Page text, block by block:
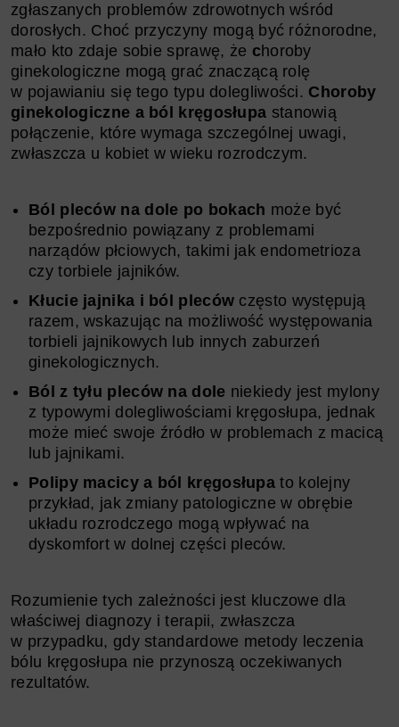
zgłaszanych problemów zdrowotnych wśród
dorosłych. Choć przyczyny mogą być różnorodne,
mało kto zdaje sobie sprawę, że choroby
ginekologiczne mogą grać znaczącą rolę
w pojawianiu się tego typu dolegliwości. Choroby
ginekologiczne a ból kręgosłupa stanowią
połączenie, które wymaga szczególnej uwagi,
zwłaszcza u kobiet w wieku rozrodczym.
Ból pleców na dole po bokach może być
bezpośrednio powiązany z problemami
narządów płciowych, takimi jak endometrioza
czy torbiele jajników.
Kłucie jajnika i ból pleców często występują
razem, wskazując na możliwość występowania
torbieli jajnikowych lub innych zaburzeń
ginekologicznych.
Ból z tyłu pleców na dole niekiedy jest mylony
z typowymi dolegliwościami kręgosłupa, jednak
może mieć swoje źródło w problemach z macicą
lub jajnikami.
Polipy macicy a ból kręgosłupa to kolejny
przykład, jak zmiany patologiczne w obrębie
układu rozrodczego mogą wpływać na
dyskomfort w dolnej części pleców.
Rozumienie tych zależności jest kluczowe dla
właściwej diagnozy i terapii, zwłaszcza
w przypadku, gdy standardowe metody leczenia
bólu kręgosłupa nie przynoszą oczekiwanych
rezultatów.